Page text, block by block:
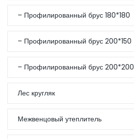
– Профилированный брус 180*180
– Профилированный брус 200*150
– Профилированный брус 200*200
Лес кругляк
Межвенцовый утеплитель